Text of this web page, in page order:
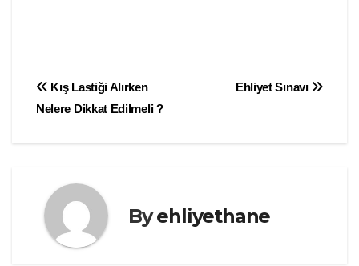
Yazı
Ehliyet Sınavı
Kış Lastiği Alırken
Nelere Dikkat Edilmeli ?
Byehliyethane